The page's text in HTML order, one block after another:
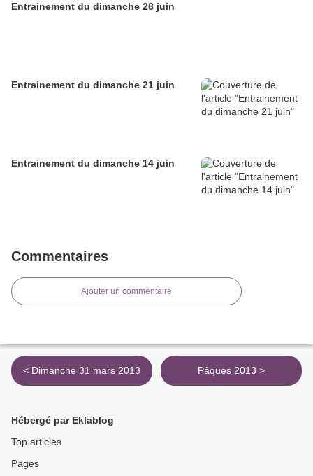
Entrainement du dimanche 28 juin
Entrainement du dimanche 21 juin
Entrainement du dimanche 14 juin
Commentaires
Ajouter un commentaire
< Dimanche 31 mars 2013 Pâques 2013 >
Hébergé par Eklablog
Top articles
Pages